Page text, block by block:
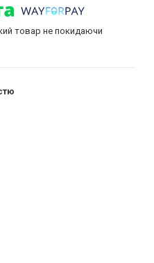
товар не покидаючи